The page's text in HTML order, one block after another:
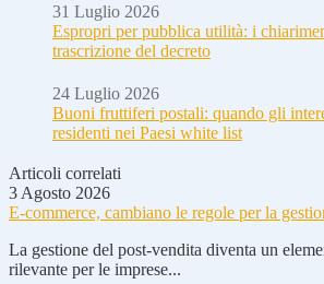
31 Luglio 2026
Espropri per pubblica utilità: i
trascrizione del decreto
24 Luglio 2026
Buoni fruttiferi postali: quando gli
residenti nei Paesi white list
Articoli correlati
3 Agosto 2026
E-commerce, cambiano le regole per la
La gestione del post-vendita diventa un
rilevante per le imprese...